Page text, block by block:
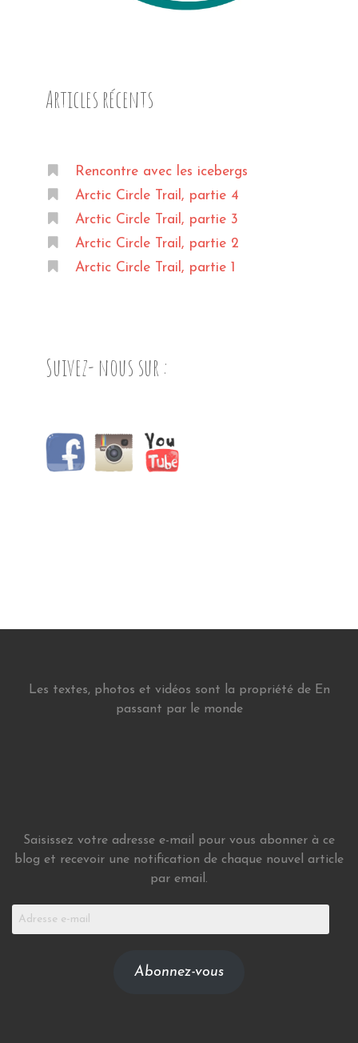
Articles récents
Rencontre avec les icebergs
Arctic Circle Trail, partie 4
Arctic Circle Trail, partie 3
Arctic Circle Trail, partie 2
Arctic Circle Trail, partie 1
Suivez- nous sur :
Les textes, photos et vidéos sont la propriété de En
passant par le monde
Saisissez votre adresse e-mail pour vous abonner à ce
blog et recevoir une notification de chaque nouvel article
par email.
Adresse
Abonnez-vous